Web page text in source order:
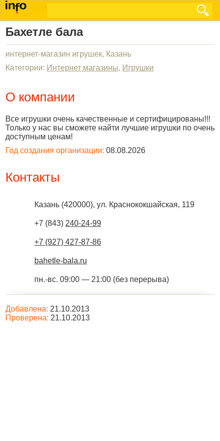
Бахетле бала
интернет-магазин игрушек, Казань
Категории: Интернет магазины, Игрушки
О компании
Все игрушки очень качественные и сертифицированы!!!
Только у нас вы сможете найти лучшие игрушки по очень
доступным ценам!
Год создания организации: 08.08.2026
Контакты
Казань (420000), ул. Краснококшайская, 119
+7 (843) 240-24-99
+7 (927) 427-87-86
bahetle-bala.ru
пн.-вс. 09:00 — 21:00 (без перерыва)
Добавлена: 21.10.2013
Проверена: 21.10.2013